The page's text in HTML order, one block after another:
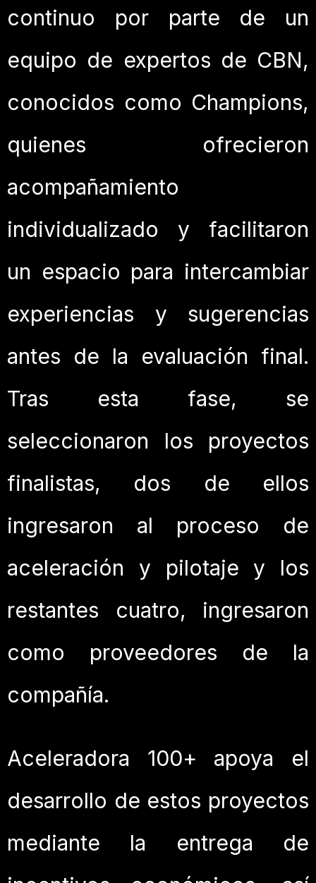
continuo por parte de un
equipo de expertos de CBN,
conocidos como Champions,
quienes ofrecieron
acompañamiento
individualizado y facilitaron
un espacio para intercambiar
experiencias y sugerencias
antes de la evaluación final.
Tras esta fase, se
seleccionaron los proyectos
finalistas, dos de ellos
ingresaron al proceso de
aceleración y pilotaje y los
restantes cuatro, ingresaron
como proveedores de la
compañía.
Aceleradora 100+ apoya el
desarrollo de estos proyectos
mediante la entrega de